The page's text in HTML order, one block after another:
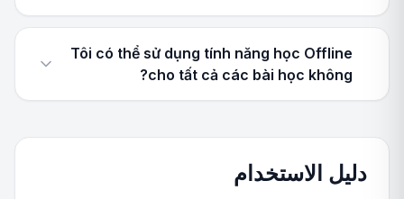
Tôi có thể sử dụng tính năng học Offline
cho tất cả các bài học không?
دليل الاستخدام